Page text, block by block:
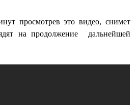
просмотрев это видео, снимет
на продолжение дальнейшей